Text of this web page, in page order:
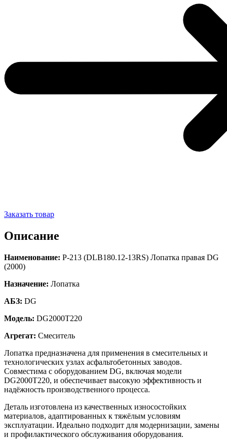
Заказать товар
Описание
Наименование: Р-213 (DLB180.12-13RS) Лопатка правая DG
(2000)
Назначение: Лопатка
АБЗ: DG
Модель: DG2000T220
Агрегат: Смеситель
Лопатка предназначена для применения в смесительных и
технологических узлах асфальтобетонных заводов.
Совместима с оборудованием DG, включая модели
DG2000T220, и обеспечивает высокую эффективность и
надёжность производственного процесса.
Деталь изготовлена из качественных износостойких
материалов, адаптированных к тяжёлым условиям
эксплуатации. Идеально подходит для модернизации, замены
и профилактического обслуживания оборудования.